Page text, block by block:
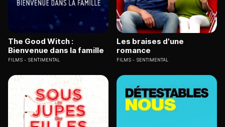
The Good Witch :
Bienvenue dans la famille
FILMS SENTIMENTAL
Les braises d'une
romance
FILMS SENTIMENTAL